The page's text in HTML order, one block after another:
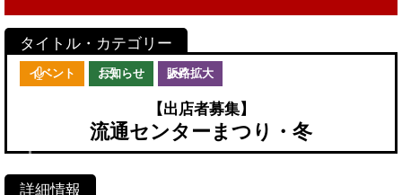
イベント お知らせ 販路拡大
【出店者募集】
流通センターまつり・冬